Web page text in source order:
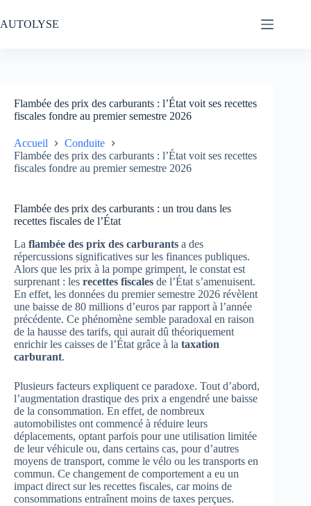
au
contenu
AUTOLYSE
Flambée des prix des carburants : l’État voit ses recettes
fiscales fondre au premier semestre 2026
Accueil
Conduite
Flambée des prix des carburants : l’État voit ses recettes
fiscales fondre au premier semestre 2026
Flambée des prix des carburants : un trou dans les
recettes fiscales de l’État
La flambée des prix des carburants a des
répercussions significatives sur les finances publiques.
Alors que les prix à la pompe grimpent, le constat est
surprenant : les recettes fiscales de l’État s’amenuisent.
En effet, les données du premier semestre 2026 révèlent
une baisse de 80 millions d’euros par rapport à l’année
précédente. Ce phénomène semble paradoxal en raison
de la hausse des tarifs, qui aurait dû théoriquement
enrichir les caisses de l’État grâce à la taxation
carburant.
Plusieurs facteurs expliquent ce paradoxe. Tout d’abord,
l’augmentation drastique des prix a engendré une baisse
de la consommation. En effet, de nombreux
automobilistes ont commencé à réduire leurs
déplacements, optant parfois pour une utilisation limitée
de leur véhicule ou, dans certains cas, pour d’autres
moyens de transport, comme le vélo ou les transports en
commun. Ce changement de comportement a eu un
impact direct sur les recettes fiscales, car moins de
consommations entraînent moins de taxes perçues.